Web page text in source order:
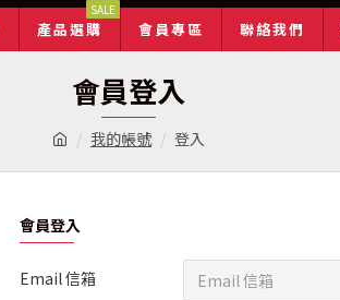
產品選購
SALE
會員專區 聯絡我們
我的帳號 登入
會員登入
會員登入
Email 信箱